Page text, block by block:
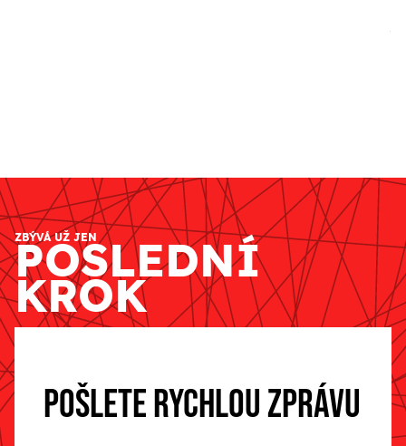
ZBÝVÁ UŽ JEN
POSLEDNÍ
KROK
POŠLETE RYCHLOU ZPRÁVU